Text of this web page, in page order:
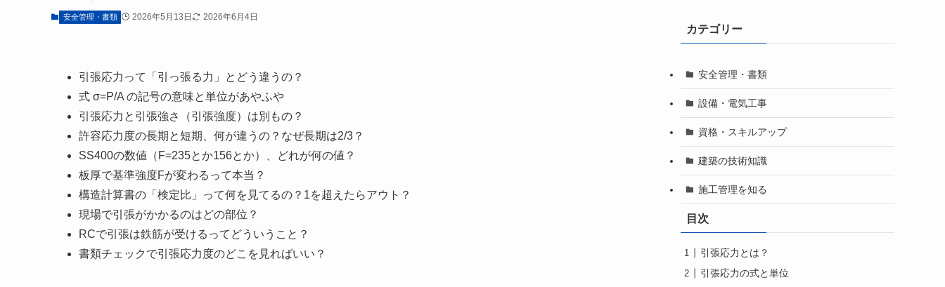
安全管理・書類 2026年5月13日 2026年6月4日
引張応力って「引っ張る力」とどう違うの？
式 σ=P/A の記号の意味と単位があやふや
引張応力と引張強さ（引張強度）は別もの？
許容応力度の長期と短期、何が違うの？なぜ長期は2/3？
SS400の数値（F=235とか156とか）、どれが何の値？
板厚で基準強度Fが変わるって本当？
構造計算書の「検定比」って何を見てるの？1を超えたらアウト？
現場で引張がかかるのはどの部位？
RCで引張は鉄筋が受けるってどういうこと？
書類チェックで引張応力度のどこを見ればいい？
カテゴリー
安全管理・書類
設備・電気工事
資格・スキルアップ
建築の技術知識
施工管理を知る
目次
引張応力とは？
引張応力の式と単位